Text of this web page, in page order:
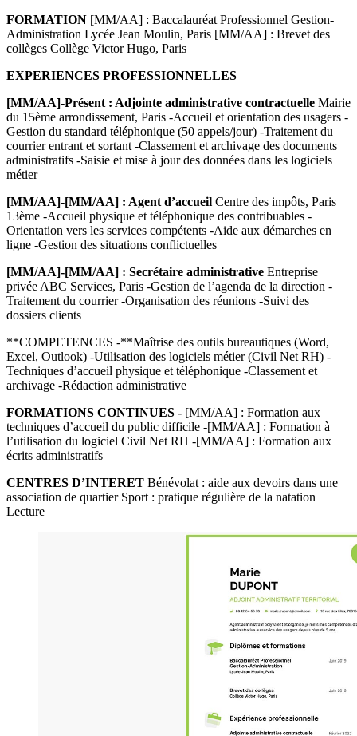
FORMATION [MM/AA] : Baccalauréat Professionnel Gestion-
Administration Lycée Jean Moulin, Paris [MM/AA] : Brevet des
collèges Collège Victor Hugo, Paris
EXPERIENCES PROFESSIONNELLES
[MM/AA]-Présent : Adjointe administrative contractuelle Mairie
du 15ème arrondissement, Paris -Accueil et orientation des usagers -
Gestion du standard téléphonique (50 appels/jour) -Traitement du
courrier entrant et sortant -Classement et archivage des documents
administratifs -Saisie et mise à jour des données dans les logiciels
métier
[MM/AA]-[MM/AA] : Agent d’accueil Centre des impôts, Paris
13ème -Accueil physique et téléphonique des contribuables -
Orientation vers les services compétents -Aide aux démarches en
ligne -Gestion des situations conflictuelles
[MM/AA]-[MM/AA] : Secrétaire administrative Entreprise
privée ABC Services, Paris -Gestion de l’agenda de la direction -
Traitement du courrier -Organisation des réunions -Suivi des
dossiers clients
**COMPETENCES -**Maîtrise des outils bureautiques (Word,
Excel, Outlook) -Utilisation des logiciels métier (Civil Net RH) -
Techniques d’accueil physique et téléphonique -Classement et
archivage -Rédaction administrative
FORMATIONS CONTINUES - [MM/AA] : Formation aux
techniques d’accueil du public difficile -[MM/AA] : Formation à
l’utilisation du logiciel Civil Net RH -[MM/AA] : Formation aux
écrits administratifs
CENTRES D’INTERET Bénévolat : aide aux devoirs dans une
association de quartier Sport : pratique régulière de la natation
Lecture